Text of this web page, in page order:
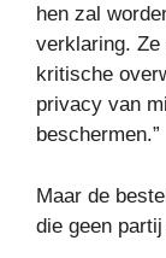
hen zal
verklaring. Ze
kritische
privacy van
beschermen.”
Maar de
die geen